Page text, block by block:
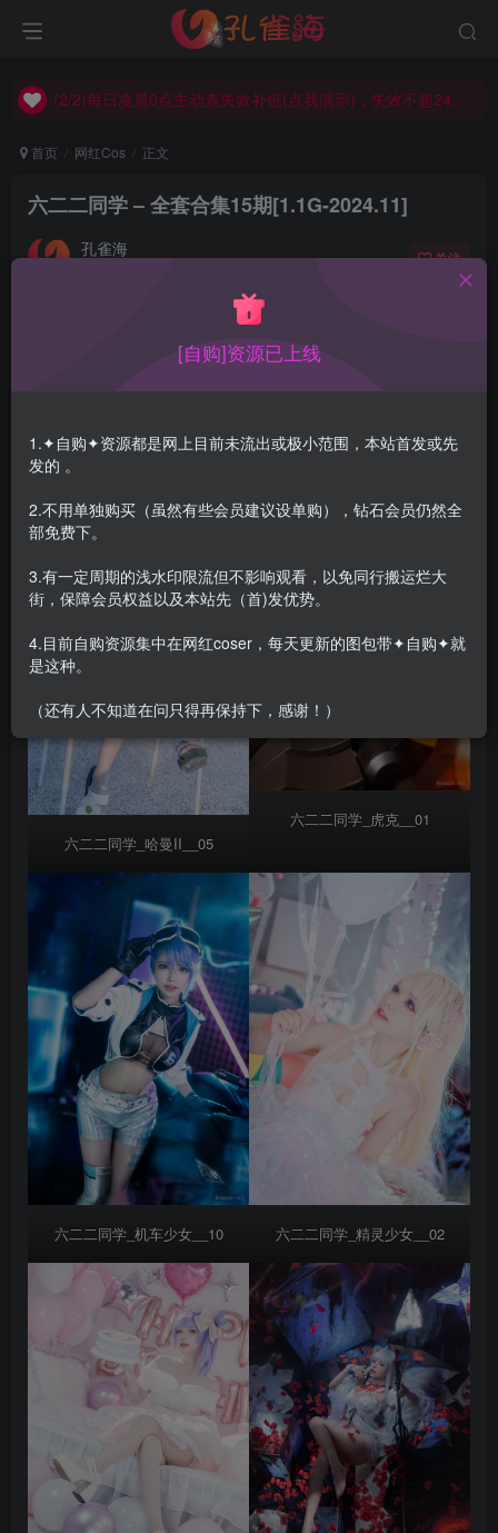
(2/2)每日凌晨0点主动查失效补链(点我演示)，失效不超24小时，
(2/2)每日凌晨0点主动查失效补链(点我演示)，失效不超24小时，
首页 网红Cos 正文
六二二同学 – 全套合集15期[1.1G-2024.11]
孔雀海 关注
六二二同学，纯Cos，不多废话。
合集目录在预览图下面
六二二同学_哈曼II__05
六二二同学_虎克__01
六二二同学_机车少女__10 六二二同学_精灵少女__02
[自购]资源已上线
1.✦自购✦资源都是网上目前未流出或极小范围，本站首发或先
发的 。
2.不用单独购买（虽然有些会员建议设单购），钻石会员仍然全
部免费下。
3.有一定周期的浅水印限流但不影响观看，以免同行搬运烂大
街，保障会员权益以及本站先（首)发优势。
4.目前自购资源集中在网红coser，每天更新的图包带✦自购✦就
是这种。
（还有人不知道在问只得再保持下，感谢！）